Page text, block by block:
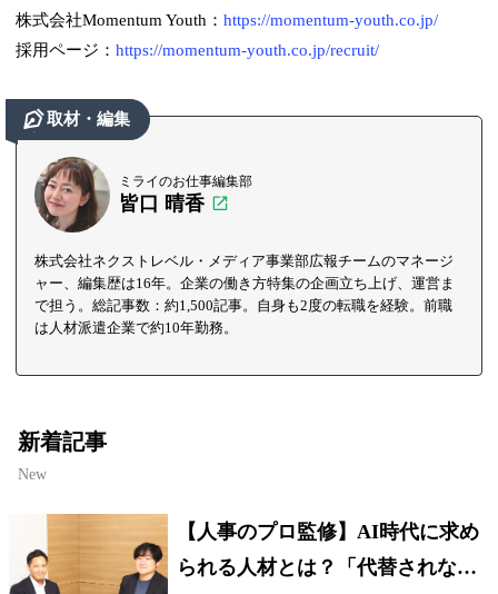
株式会社Momentum Youth：https://momentum-youth.co.jp/
採用ページ：https://momentum-youth.co.jp/recruit/
取材・編集
ミライのお仕事編集部
皆口 晴香
株式会社ネクストレベル・メディア事業部広報チームのマネージ
ャー、編集歴は16年。企業の働き方特集の企画立ち上げ、運営ま
で担う。総記事数：約1,500記事。自身も2度の転職を経験。前職
は人材派遣企業で約10年勤務。
新着記事
New
【人事のプロ監修】AI時代に求め
られる人材とは？「代替されない